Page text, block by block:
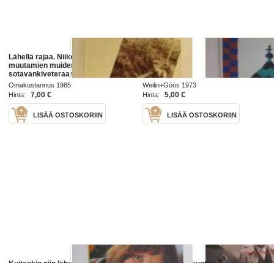
Lähellä rajaa. Niilon, Olavin ja
muutamien muiden
sotavankiveteraanien muistelmien
ja haastattelujen pohjalta
Omakustannus 1985
Hinta:
7,00 €
LISÄÄ OSTOSKORIIN
Lähellä
Weilin+Göös 1973
Hinta:
5,00 €
LISÄÄ OSTOSKORIIN